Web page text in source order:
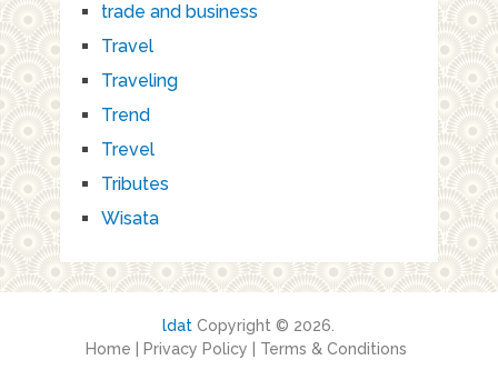
trade and business
Travel
Traveling
Trend
Trevel
Tributes
Wisata
ldat Copyright © 2026.
Home
Privacy Policy Terms & Conditions